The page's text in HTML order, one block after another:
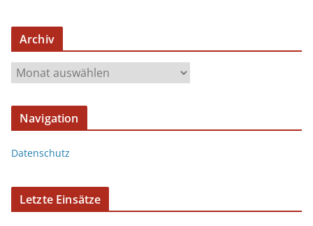
Archiv
Navigation
Datenschutz
Letzte Einsätze